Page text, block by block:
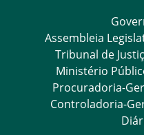
Assembleia
Tribunal de
Ministério
Procuradoria-
Controladoria-